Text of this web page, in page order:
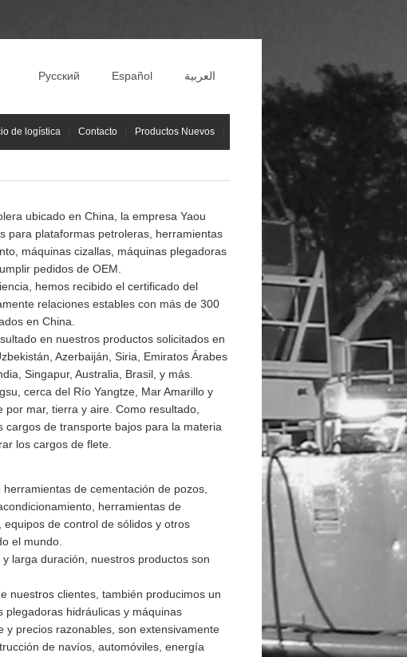
Русский Español العربية
de logística Contacto Productos Nuevos
ubicado en China, la empresa Yaou
para plataformas petroleras, herramientas
máquinas cizallas, máquinas plegadoras
pedidos de OEM.
hemos recibido el certificado del
relaciones estables con más de 300
en China.
en nuestros productos solicitados en
Azerbaiján, Siria, Emiratos Árabes
Singapur, Australia, Brasil, y más.
cerca del Río Yangtze, Mar Amarillo y
mar, tierra y aire. Como resultado,
de transporte bajos para la materia
los cargos de flete.
de cementación de pozos,
herramientas de
de control de sólidos y otros
el mundo.
larga duración, nuestros productos son
nuestros clientes, también producimos un
plegadoras hidráulicas y máquinas
y precios razonables, son extensivamente
de navíos, automóviles, energía